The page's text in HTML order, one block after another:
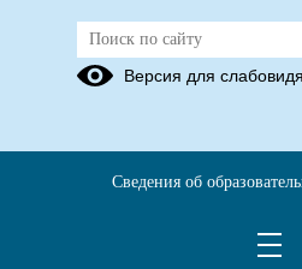
Полное наименование
образовательной организации*
образовательной организации*
Версия для
Сведения об